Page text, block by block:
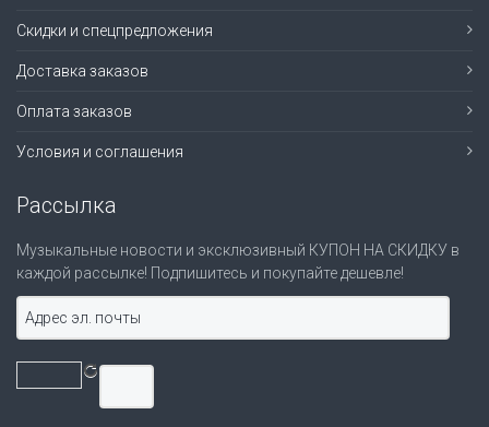
Скидки и спецпредложения
Доставка заказов
Оплата заказов
Условия и соглашения
Рассылка
Музыкальные новости и эксклюзивный КУПОН НА СКИДКУ в
каждой рассылке! Подпишитесь и покупайте дешевле!